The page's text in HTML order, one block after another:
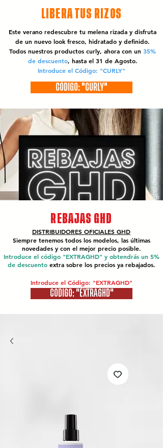
LIBERA TUS RIZOS
Este verano redescubre tu melena rizada y disfruta
de un nuevo look fresco, hidratado y definido.
Todos nuestros productos curly, ahora con un 35%
de descuento, hasta el 31 de Agosto.
Introduce el Código: "CURLY"
CÓDIGO: "CURLY"
REBAJAS GHD
DISTRIBUIDORES OFICIALES GHD
Siempre tenemos todos los modelos, las últimas
novedades y con el mejor precio posible.
Introduce el código "EXTRAGHD" y obtendrás un 5%
de descuento extra sobre los precios ya rebajados.
Introduce el Código: "EXTRAGHD"
CÓDIGO: "EXTRAGHD"